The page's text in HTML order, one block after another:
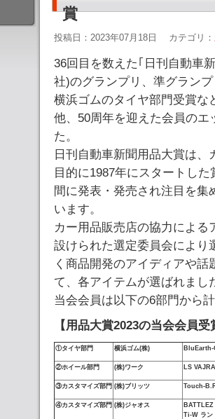
賞
投稿日：2023年07月18日 カテゴリ：
36回目を数えた｢日刊自動車
社)のグランプリ、準グラン
横浜ゴムのタイヤ部門受賞な
他、50周年を迎えた会員の
た。
日刊自動車新聞用品大賞は
目的に1987年にスタートし
間に発表・発売され注目を
います。
カー用品販売店の協力によ
設けられた選定委員会により
く商品開発のアイディアや
て、各アイテムが選ばれまし
当会会員は以下の6部門から
【用品大賞2023の当会会員受
①タイヤ部門 横浜ゴム(株) BluEarth-
②ホイール部門 (株)ワーク LS
③カスタマイズ部門 (株)ブリッツ Touch-
④カスタマイズ部門 (株)ジャオス
BATTLEZ
Ti-W ラン